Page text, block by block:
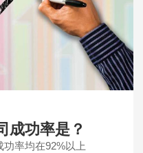
成功率是？
率均在92%以上